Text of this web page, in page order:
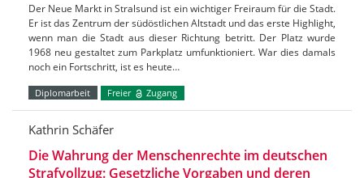
Der Neue Markt in Stralsund ist ein wichtiger Freiraum für die Stadt.
Er ist das Zentrum der südöstlichen Altstadt und das erste Highlight,
wenn man die Stadt aus dieser Richtung betritt. Der Platz wurde
1968 neu gestaltet zum Parkplatz umfunktioniert. War dies damals
noch ein Fortschritt, ist es heute…
Diplomarbeit Freier Zugang
Kathrin Schäfer
Die Wahrung der Menschenrechte im deutschen
Strafvollzug: Gesetzliche Vorgaben und deren